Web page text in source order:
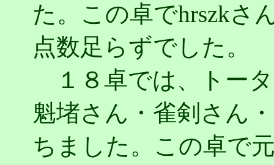
た。この卓でhrszkさ
点数足らずでした。
１８卓では、トー
魁堵さん・雀剣さん
ちました。この卓で